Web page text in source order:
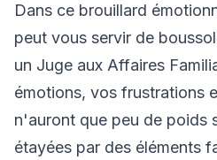
Dans ce brouillard
peut vous servir de
un Juge aux Affaires
émotions, vos frustrations
n'auront que peu de poids
étayées par des éléments